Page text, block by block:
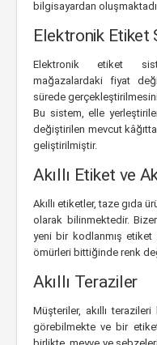
bilgisayardan
Elektronik Etiket
Elektronik etiket
mağazalardaki fiyat
sürede
Bu sistem, elle
değiştirilen mevcut
geliştirilmiştir.
Akıllı Etiket ve
Akıllı etiketler, taze gıda
olarak bilinmektedir.
yeni bir kodlanmış etiket
ömürleri bittiğinde renk
Akıllı Teraziler
Müşteriler, akıllı
görebilmekte ve bir